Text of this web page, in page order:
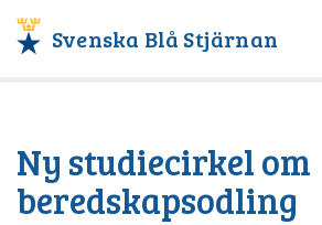
Svenska Blå Stjärnan
Ny studiecirkel om
beredskapsodling